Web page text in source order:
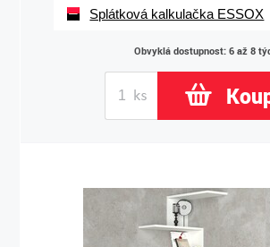
Splátková kalkulačka ESSOX
Obvyklá dostupnost: 6 až 8